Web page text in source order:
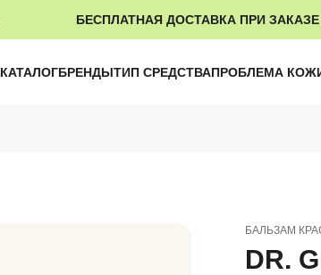
БЕСПЛАТНАЯ ДОСТАВКА ПРИ ЗАКАЗЕ
КАТАЛОГБРЕНДЫТИП СРЕДСТВАПРОБЛЕМА
БАЛЬЗАМ
DR.